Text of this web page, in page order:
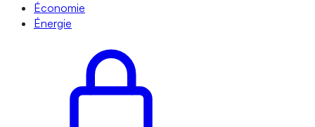
Économie
Énergie